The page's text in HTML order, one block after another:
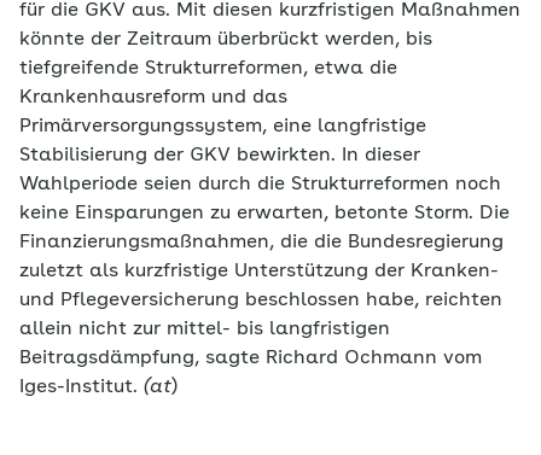
für die GKV aus. Mit diesen kurzfristigen Maßnahmen
könnte der Zeitraum überbrückt werden, bis
tiefgreifende Strukturreformen, etwa die
Krankenhausreform und das
Primärversorgungssystem, eine langfristige
Stabilisierung der GKV bewirkten. In dieser
Wahlperiode seien durch die Strukturreformen noch
keine Einsparungen zu erwarten, betonte Storm. Die
Finanzierungsmaßnahmen, die die Bundesregierung
zuletzt als kurzfristige Unterstützung der Kranken-
und Pflegeversicherung beschlossen habe, reichten
allein nicht zur mittel- bis langfristigen
Beitragsdämpfung, sagte Richard Ochmann vom
Iges-Institut. (at)